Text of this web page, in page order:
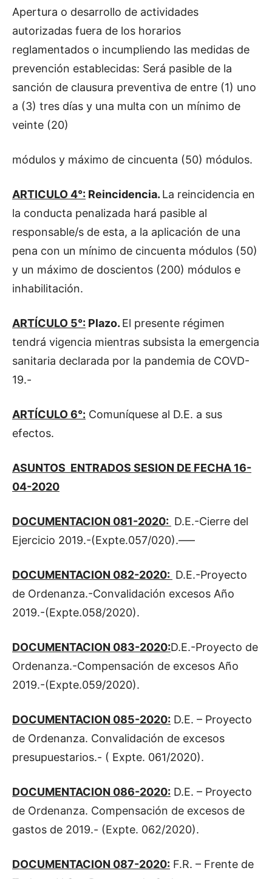
Apertura o desarrollo de actividades
autorizadas fuera de los horarios
reglamentados o incumpliendo las medidas de
prevención establecidas: Será pasible de la
sanción de clausura preventiva de entre (1) uno
a (3) tres días y una multa con un mínimo de
veinte (20)
módulos y máximo de cincuenta (50) módulos.
ARTICULO 4°: Reincidencia. La reincidencia en
la conducta penalizada hará pasible al
responsable/s de esta, a la aplicación de una
pena con un mínimo de cincuenta módulos (50)
y un máximo de doscientos (200) módulos e
inhabilitación.
ARTÍCULO 5°: Plazo. El presente régimen
tendrá vigencia mientras subsista la emergencia
sanitaria declarada por la pandemia de COVD-
19.-
ARTÍCULO 6°: Comuníquese al D.E. a sus
efectos.
ASUNTOS ENTRADOS SESION DE FECHA 16-
04-2020
DOCUMENTACION 081-2020: D.E.-Cierre del
Ejercicio 2019.-(Expte.057/020).—–
DOCUMENTACION 082-2020: D.E.-Proyecto
de Ordenanza.-Convalidación excesos Año
2019.-(Expte.058/2020).
DOCUMENTACION 083-2020:D.E.-Proyecto de
Ordenanza.-Compensación de excesos Año
2019.-(Expte.059/2020).
DOCUMENTACION 085-2020: D.E. – Proyecto
de Ordenanza. Convalidación de excesos
presupuestarios.- ( Expte. 061/2020).
DOCUMENTACION 086-2020: D.E. – Proyecto
de Ordenanza. Compensación de excesos de
gastos de 2019.- (Expte. 062/2020).
DOCUMENTACION 087-2020: F.R. – Frente de